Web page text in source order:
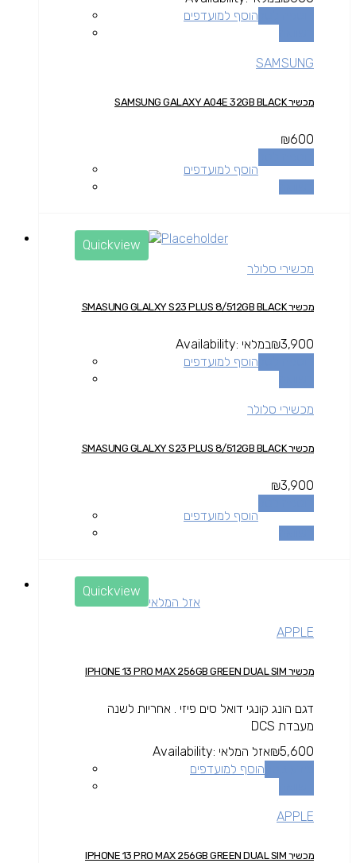
הוסף למועדפים
SAMSUNG
מכשיר SAMSUNG GALAXY A04E 32GB BLACK
₪600
הוסף למועדפים
Quickview
מכשירי סלולר
מכשיר SMASUNG GLALXY S23 PLUS 8/512GB BLACK
₪3,900
Availability: במלאי
הוסף למועדפים
מכשירי סלולר
מכשיר SMASUNG GLALXY S23 PLUS 8/512GB BLACK
₪3,900
הוסף למועדפים
Quickview
אזל המלאי
APPLE
מכשיר IPHONE 13 PRO MAX 256GB GREEN DUAL SIM
דגם הונג קונגי דואל סים פיזי . אחריות לשנה
מעבדת DCS
₪5,600
Availability: אזל המלאי
הוסף למועדפים
APPLE
מכשיר IPHONE 13 PRO MAX 256GB GREEN DUAL SIM